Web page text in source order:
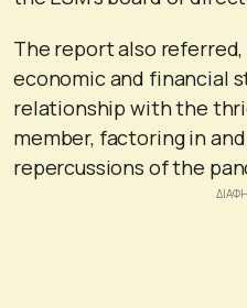
The report also referred,
economic and financial
relationship with the
member, factoring in
repercussions of the